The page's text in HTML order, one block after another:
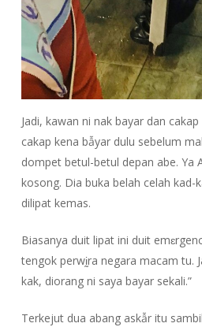
Jadi, kawan ni nak bayar dan
cakap kena bẫyar dulu sebelum
dompet betul-betul depan abe. Ya
kosong. Dia buka belah celah kad-
dilipat kemas.
Biasanya duit lipat ini duit
tengok perwḭra negara macam tu.
kak, diorang ni saya bayar sekali.”
Terkejut dua abang askẫr itu